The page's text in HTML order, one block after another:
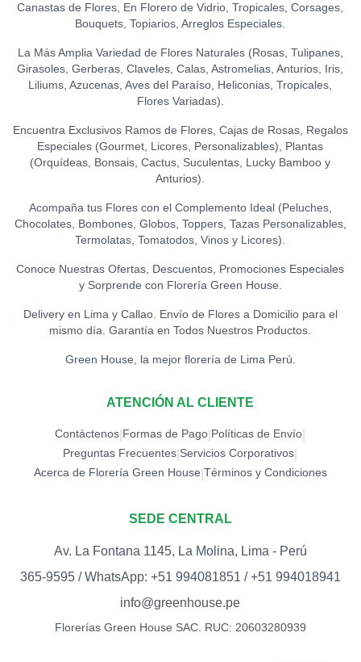
Canastas de Flores, En Florero de Vidrio, Tropicales, Corsages,
Bouquets, Topiarios, Arreglos Especiales.
La Más Amplia Variedad de Flores Naturales (Rosas, Tulipanes,
Girasoles, Gerberas, Claveles, Calas, Astromelias, Anturios, Iris,
Liliums, Azucenas, Aves del Paraíso, Heliconias, Tropicales,
Flores Variadas).
Encuentra Exclusivos Ramos de Flores, Cajas de Rosas, Regalos
Especiales (Gourmet, Licores, Personalizables), Plantas
(Orquídeas, Bonsais, Cactus, Suculentas, Lucky Bamboo y
Anturios).
Acompaña tus Flores con el Complemento Ideal (Peluches,
Chocolates, Bombones, Globos, Toppers, Tazas Personalizables,
Termolatas, Tomatodos, Vinos y Licores).
Conoce Nuestras Ofertas, Descuentos, Promociones Especiales
y Sorprende con Florería Green House.
Delivery en Lima y Callao. Envío de Flores a Domicilio para el
mismo día. Garantía en Todos Nuestros Productos.
Green House, la mejor florería de Lima Perú.
ATENCIÓN AL CLIENTE
Contáctenos Formas de Pago Políticas de Envío
Preguntas Frecuentes Servicios Corporativos
Acerca de Florería Green House Términos y Condiciones
SEDE CENTRAL
Av. La Fontana 1145, La Molina, Lima - Perú
365-9595 / WhatsApp: +51 994081851 / +51 994018941
info@greenhouse.pe
Florerías Green House SAC. RUC: 20603280939